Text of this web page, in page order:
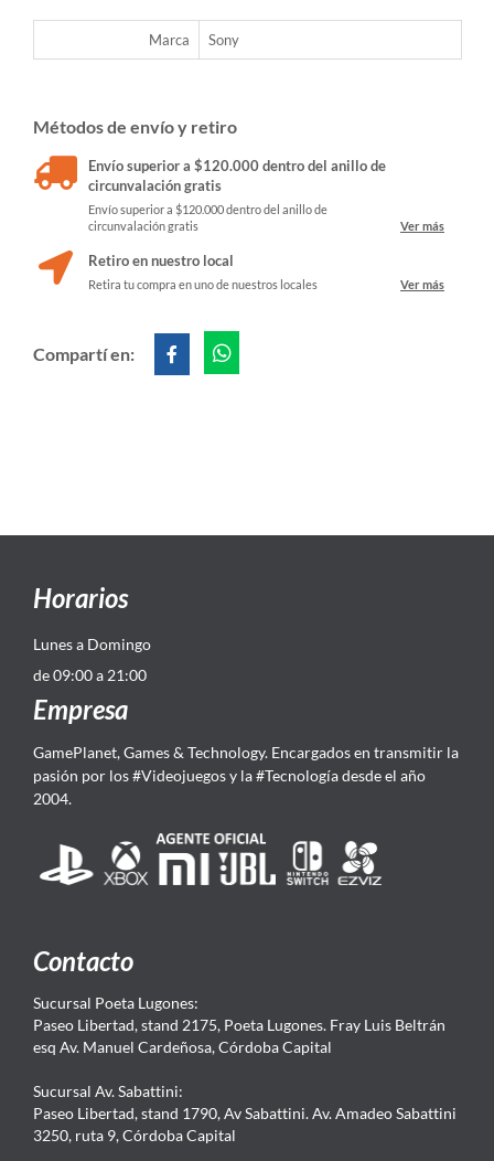
Marca Sony
Métodos de envío y retiro
Envío superior a $120.000 dentro del anillo de
circunvalación gratis
Envío superior a $120.000 dentro del anillo de
circunvalación gratis
Ver más
Retiro en nuestro local
Retira tu compra en uno de nuestros locales Ver más
Compartí en:
Horarios
Lunes a Domingo
de 09:00 a 21:00
Empresa
GamePlanet, Games & Technology. Encargados en transmitir la
pasión por los #Videojuegos y la #Tecnología desde el año
2004.
Contacto
Sucursal Poeta Lugones:
Paseo Libertad, stand 2175, Poeta Lugones. Fray Luis Beltrán
esq Av. Manuel Cardeñosa, Córdoba Capital
Sucursal Av. Sabattini:
Paseo Libertad, stand 1790, Av Sabattini. Av. Amadeo Sabattini
3250, ruta 9, Córdoba Capital